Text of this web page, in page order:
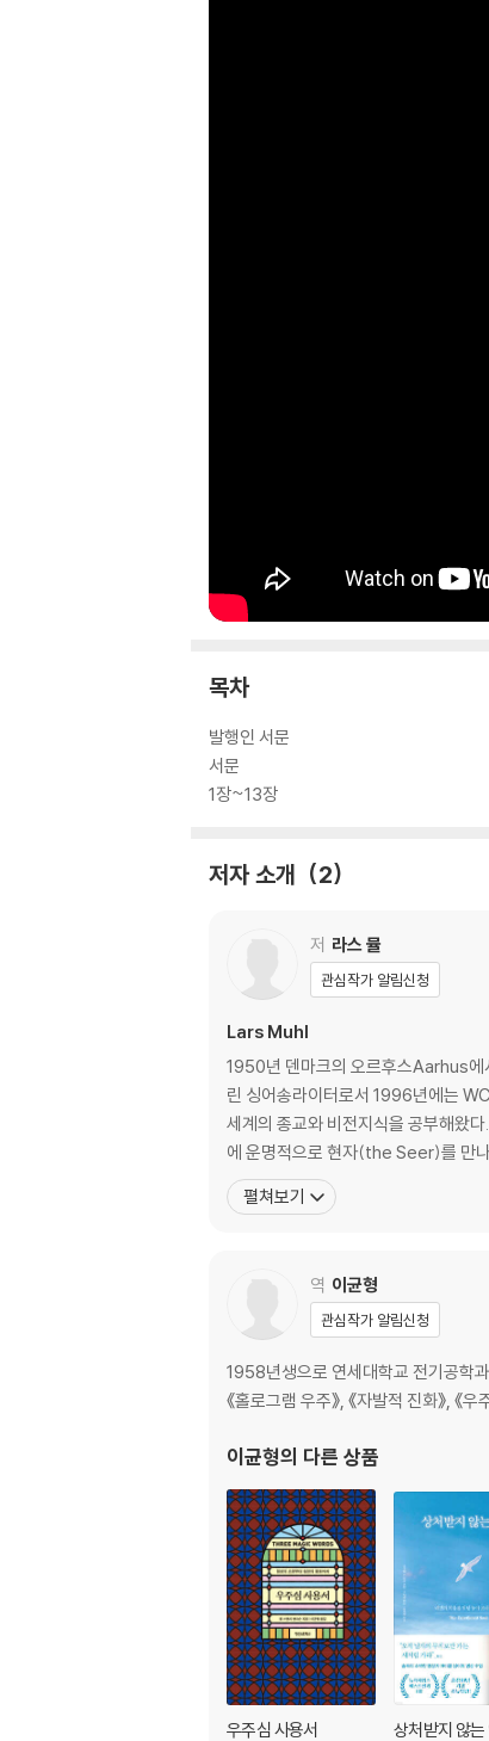
목차
발행인 서문
서문
1장~13장
저자 소개 2
저 라스 뮬
관심작가 알림신청
Lars Muhl
1950년 덴마크의 오르후스Aarhus에
린 싱어송라이터로서 1996년에는 WCM으로부터 히트곡
세계의 종교와 비전지식을 공부해왔
에 운명적으로 현자(the Seer)를 만
펼쳐보기
역 이균형
관심작가 알림신청
1958년생으로 연세대학교 전기공학
《홀로그램 우주》, 《자발적 진화》, 《
이균형의 다른 상품
우주심 사용서 상처받지 않는